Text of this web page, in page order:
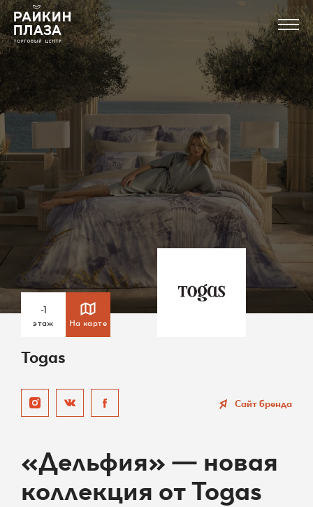
О ТЦ
Вакансии
Контакты
Карта ТЦ
Магазины
Еда
Услуги и сервисы
Развлечения
Новости
«Дельфия» — новая
коллекция от Togas
Togas
Сайт бренда
-1
этаж На карте